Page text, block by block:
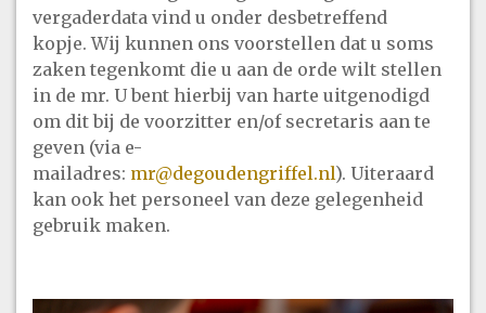
vergaderdata vind u onder desbetreffend
kopje. Wij kunnen ons voorstellen dat u soms
zaken tegenkomt die u aan de orde wilt stellen
in de mr. U bent hierbij van harte uitgenodigd
om dit bij de voorzitter en/of secretaris aan te
geven (via e-
mailadres: mr@degoudengriffel.nl). Uiteraard
kan ook het personeel van deze gelegenheid
gebruik maken.